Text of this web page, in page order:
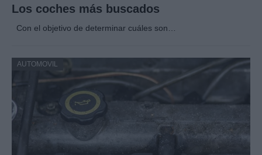
Los coches más buscados
Con el objetivo de determinar cuáles son…
AUTOMOVIL